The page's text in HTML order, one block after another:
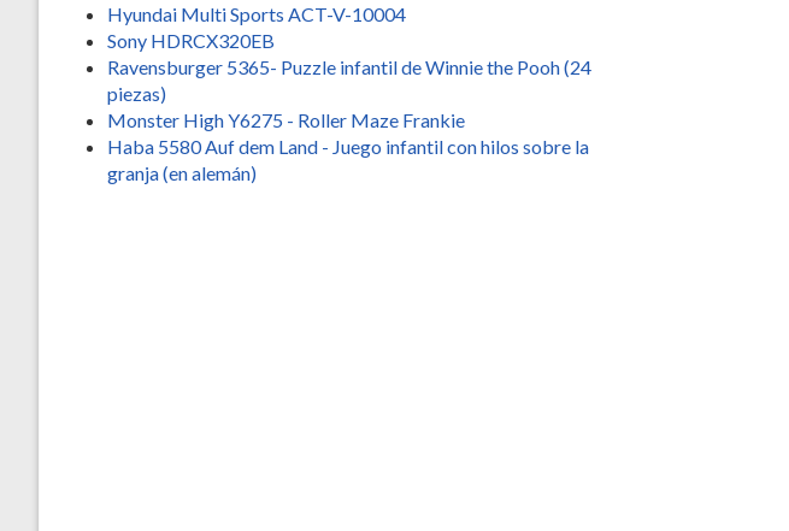
Hyundai Multi Sports ACT-V-10004
Sony HDRCX320EB
Ravensburger 5365- Puzzle infantil de Winnie the Pooh (24
piezas)
Monster High Y6275 - Roller Maze Frankie
Haba 5580 Auf dem Land - Juego infantil con hilos sobre la
granja (en alemán)